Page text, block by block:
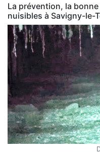
La prévention, la
nuisibles à Savigny-le-